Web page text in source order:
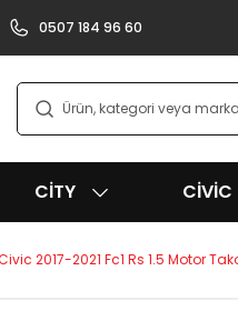
0507 184 96 60
CITY CIVIC
2017-2021 Fc1 Rs 1.5 Motor